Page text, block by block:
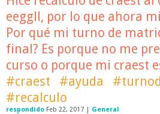
eeggll, por lo que ahora
Por qué mi turno de
final? Es porque no me
curso o porque mi craest
#craest
#ayuda
#recalculo
respondido Feb 22, 2017 | General